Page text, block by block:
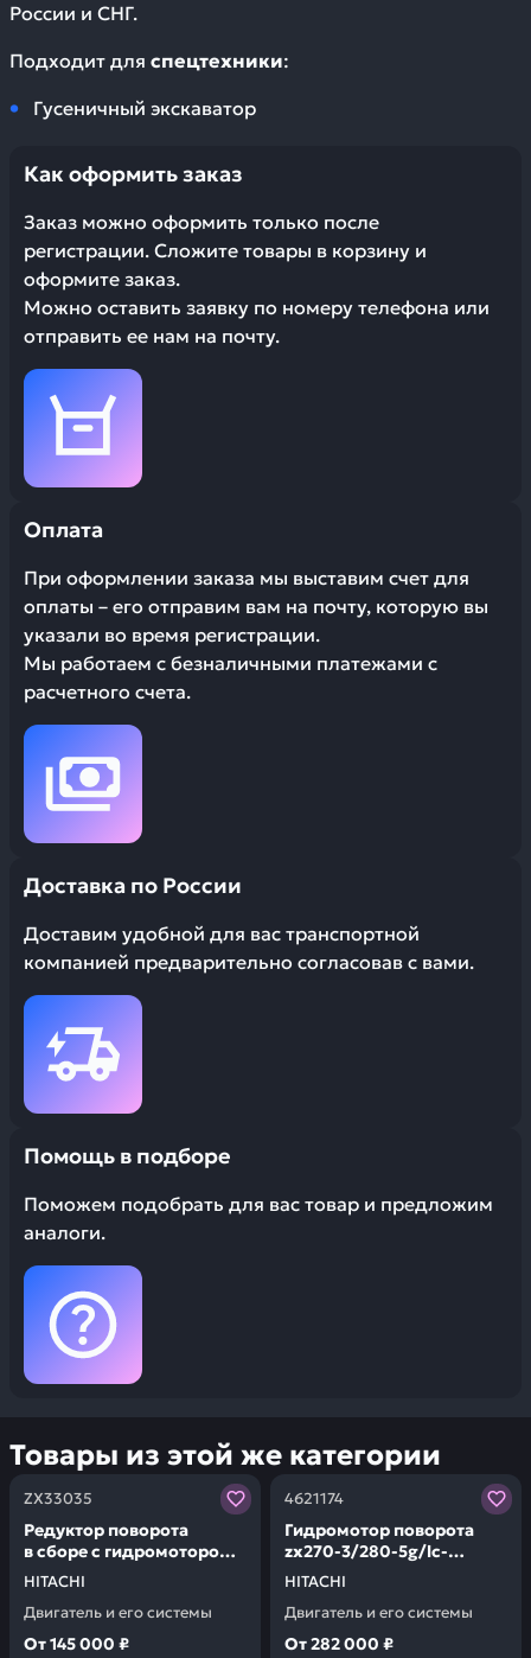
России и СНГ.
Подходит для спецтехники:
Гусеничный экскаватор
Как оформить заказ
Заказ можно оформить только после
регистрации. Сложите товары в корзину и
оформите заказ.
Можно оставить заявку по номеру телефона или
отправить ее нам на почту.
Оплата
При оформлении заказа мы выставим счет для
оплаты – его отправим вам на почту, которую вы
указали во время регистрации.
Мы работаем с безналичными платежами с
расчетного счета.
Доставка по России
Доставим удобной для вас транспортной
компанией предварительно согласовав с вами.
Помощь в подборе
Поможем подобрать для вас товар и предложим
аналоги.
Товары из этой же категории
ZX33035
HITACHI
Редуктор поворота
в сборе с гидромотором
zx-330 9236592 HITACHI
ZX33035
Двигатель и его системы
Заказывая запчасти у нас, вы получаете гарантию
От145 000 ₽
4621174
HITACHI
Гидромотор поворота
zx270-3/280-5g/lc-
5g/300-5a lc-5a/lch-5a 6a
HITACHI 4621174
Двигатель и его системы
Заказывая запчасти у
От282 000 ₽